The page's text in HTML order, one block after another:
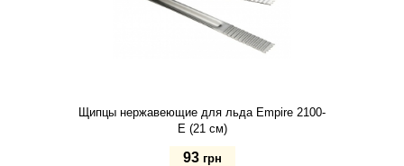
Щипцы нержавеющие для льда Empire 2100-
Е (21 см)
93 грн